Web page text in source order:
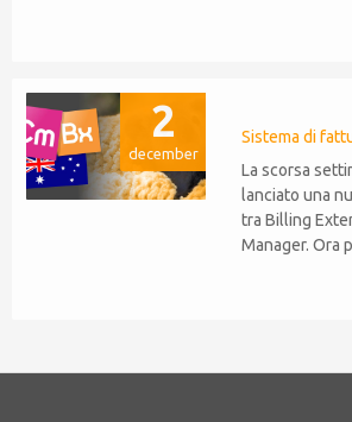
anni fa è
euro annui.
corso degli
non...
2
december
La scorsa
lanciato una
tra Billing
Manager. Ora
emettere
con il
by Supplier e